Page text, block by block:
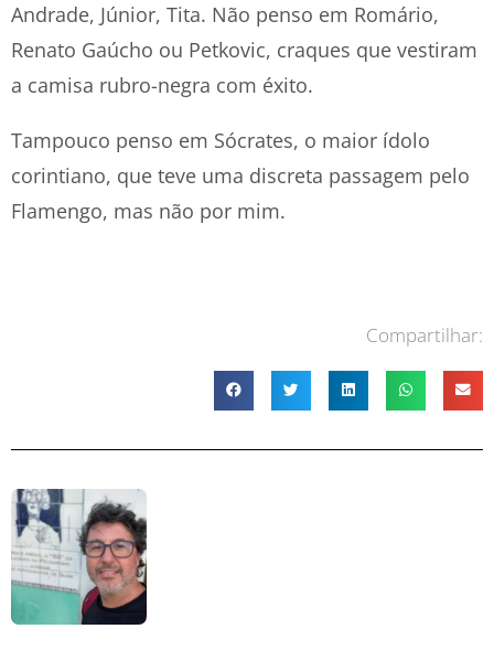
Andrade, Júnior, Tita. Não penso em Romário,
Renato Gaúcho ou Petkovic, craques que vestiram
a camisa rubro-negra com éxito.
Tampouco penso em Sócrates, o maior ídolo
corintiano, que teve uma discreta passagem pelo
Flamengo, mas não por mim.
Compartilhar: